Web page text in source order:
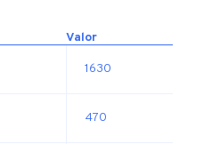
Valor
1630
470